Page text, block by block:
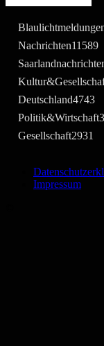
Nachrichten11589
Deutschland4743
Politik&Wirtschaft
Gesellschaft2931
Impressum